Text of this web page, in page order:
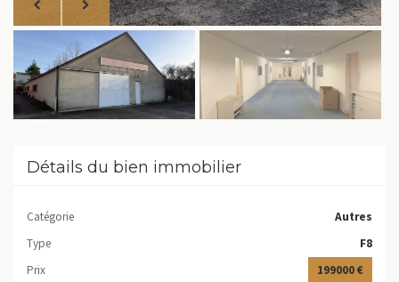
Détails du bien immobilier
Catégorie
Autres
Type
F8
Prix
199000 €